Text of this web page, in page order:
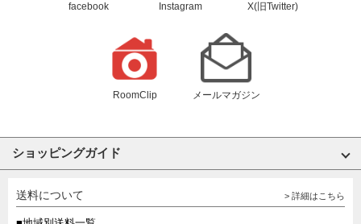
facebook Instagram X(旧Twitter)
RoomClip メールマガジン
ショッピングガイド
送料について > 詳細はこちら